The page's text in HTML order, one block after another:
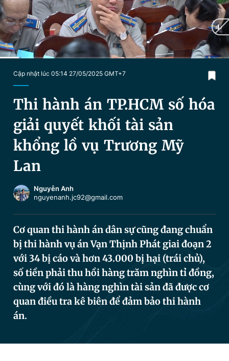
Chuyên mục khác
Chào ngày mới Tin 24h
Video Magazine
Sản phẩm khác
Bạn cần biết
Thông tin tòa soạn
Đọc Thanh Niên trên điện thoại
Tin đã xem
Đăng xuất
Cập nhật lúc 05:14 27/05/2025 GMT+7
Thi hành án TP.HCM số hóa
giải quyết khối tài sản
khổng lồ vụ Trương Mỹ
Lan
Nguyễn Anh
nguyenanh.jc92@gmail.com
Cơ quan thi hành án dân sự cũng đang chuẩn
bị thi hành vụ án Vạn Thịnh Phát giai đoạn 2
với 34 bị cáo và hơn 43.000 bị hại (trái chủ),
số tiền phải thu hồi hàng trăm nghìn tỉ đồng,
cùng với đó là hàng nghìn tài sản đã được cơ
quan điều tra kê biên để đảm bảo thi hành
án.